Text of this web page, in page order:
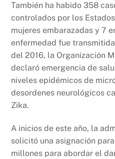
También ha habido 358
controlados por los
mujeres embarazadas y 7
enfermedad fue
del 2016, la Organización
declaró emergencia de
niveles epidémicos de
desordenes neurológicos
Zika.
A inicios de este año, la
solicitó una asignación
millones para abordar el